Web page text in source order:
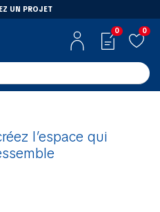
UN PROJET
0 0
l’espace qui